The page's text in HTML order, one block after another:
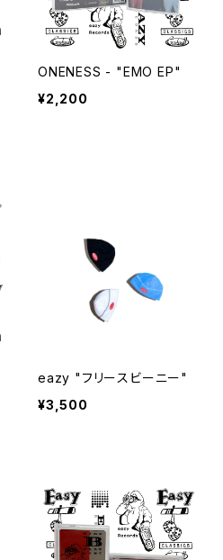
ONENESS - "EMO EP"
¥2,200
eazy "フリースビーニー"
¥3,500